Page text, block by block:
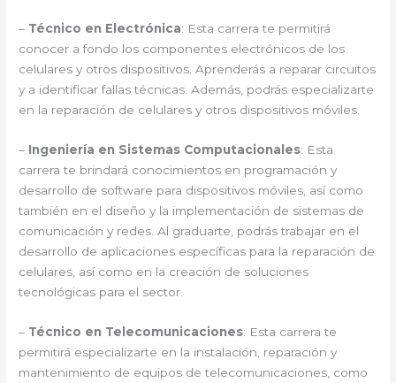
– Técnico en Electrónica: Esta carrera te permitirá
conocer a fondo los componentes electrónicos de los
celulares y otros dispositivos. Aprenderás a reparar circuitos
y a identificar fallas técnicas. Además, podrás especializarte
en la reparación de celulares y otros dispositivos móviles.
– Ingeniería en Sistemas Computacionales: Esta
carrera te brindará conocimientos en programación y
desarrollo de software para dispositivos móviles, así como
también en el diseño y la implementación de sistemas de
comunicación y redes. Al graduarte, podrás trabajar en el
desarrollo de aplicaciones específicas para la reparación de
celulares, así como en la creación de soluciones
tecnológicas para el sector.
– Técnico en Telecomunicaciones: Esta carrera te
permitirá especializarte en la instalación, reparación y
mantenimiento de equipos de telecomunicaciones, como